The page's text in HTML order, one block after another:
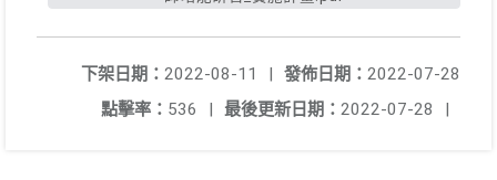
發佈日期： 2022-07-28
下架日期： 2022-08-11
|
最後更新日期： 2022-07-28 |
點擊率： 536 |